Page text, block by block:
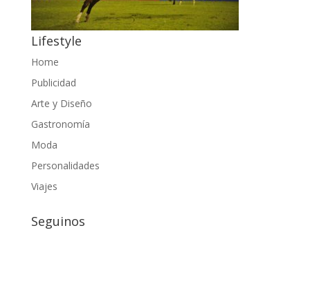
Lifestyle
Home
Publicidad
Arte y Diseño
Gastronomía
Moda
Personalidades
Viajes
Seguinos